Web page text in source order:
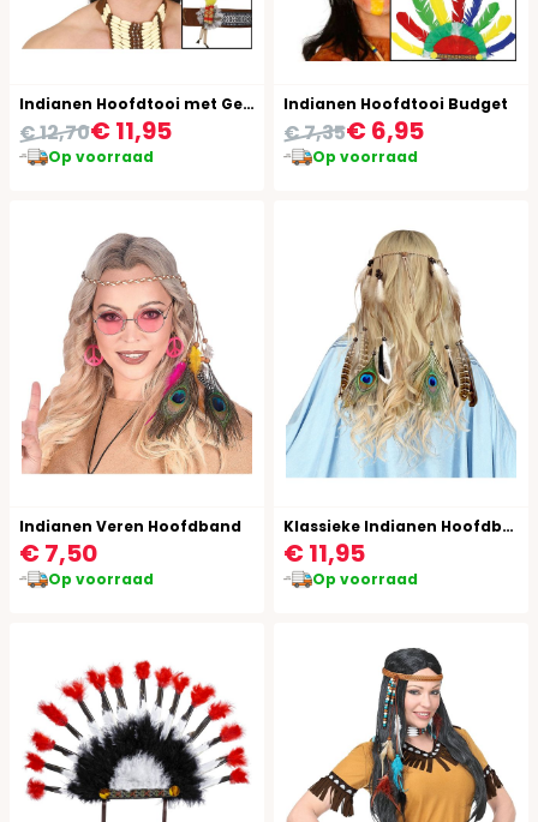
Indianen Hoofdtooi met Gele Veer
€ 11,95
€ 12,70
Op voorraad
Indianen Hoofdtooi Budget
€ 6,95
€ 7,35
Op voorraad
Indianen Veren Hoofdband
€ 7,50
Op voorraad
Klassieke Indianen Hoofdband
€ 11,95
Op voorraad